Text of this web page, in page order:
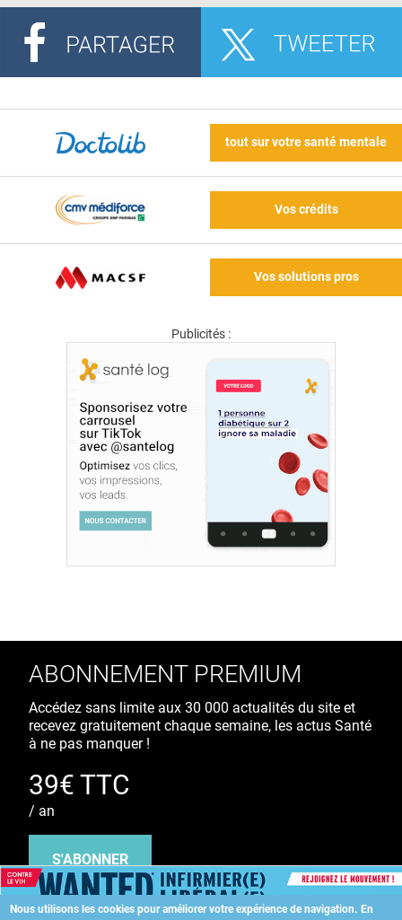
tout sur votre santé mentale
Vos crédits
Vos solutions pros
Publicités :
Nous utilisons les cookies pour améliorer votre expérience de navigation. En
ABONNEMENT PREMIUM
Accédez sans limite aux 30 000 actualités du site et
recevez gratuitement chaque semaine, les actus Santé
à ne pas manquer !
39€ TTC
/ an
S'ABONNER